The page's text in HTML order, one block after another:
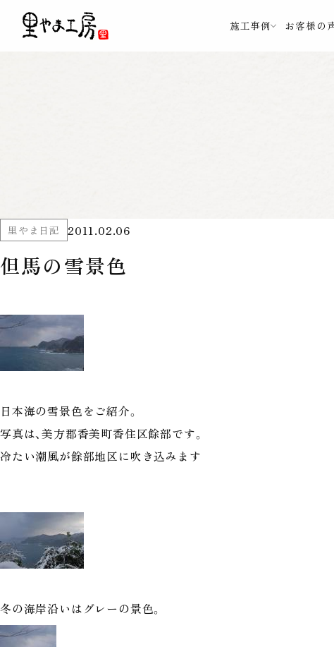
施工事例 お客様の
里やま日記 2011.02.06
但馬の雪景色
日本海の雪景色をご紹介。
写真は、美方郡香美町香住区餘部です。
冷たい潮風が餘部地区に吹き込みます
冬の海岸沿いはグレーの景色。